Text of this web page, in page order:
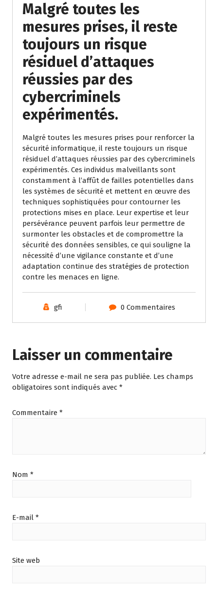
Malgré toutes les
mesures prises, il reste
toujours un risque
résiduel d’attaques
réussies par des
cybercriminels
expérimentés.
Malgré toutes les mesures prises pour renforcer la
sécurité informatique, il reste toujours un risque
résiduel d’attaques réussies par des cybercriminels
expérimentés. Ces individus malveillants sont
constamment à l’affût de failles potentielles dans
les systèmes de sécurité et mettent en œuvre des
techniques sophistiquées pour contourner les
protections mises en place. Leur expertise et leur
persévérance peuvent parfois leur permettre de
surmonter les obstacles et de compromettre la
sécurité des données sensibles, ce qui souligne la
nécessité d’une vigilance constante et d’une
adaptation continue des stratégies de protection
contre les menaces en ligne.
gfi 0 Commentaires
Laisser un commentaire
Votre adresse e-mail ne sera pas publiée. Les champs
obligatoires sont indiqués avec *
Commentaire *
Nom *
E-mail *
Site web